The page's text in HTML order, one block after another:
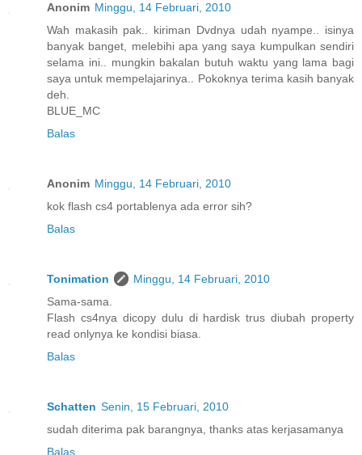
Anonim Minggu, 14 Februari, 2010
Wah makasih pak.. kiriman Dvdnya udah nyampe.. isinya
banyak banget, melebihi apa yang saya kumpulkan sendiri
selama ini.. mungkin bakalan butuh waktu yang lama bagi
saya untuk mempelajarinya.. Pokoknya terima kasih banyak
deh.
BLUE_MC
Balas
Anonim Minggu, 14 Februari, 2010
kok flash cs4 portablenya ada error sih?
Balas
Tonimation
Minggu, 14 Februari, 2010
Sama-sama.
Flash cs4nya dicopy dulu di hardisk trus diubah property
read onlynya ke kondisi biasa.
Balas
Schatten Senin, 15 Februari, 2010
sudah diterima pak barangnya, thanks atas kerjasamanya
Balas